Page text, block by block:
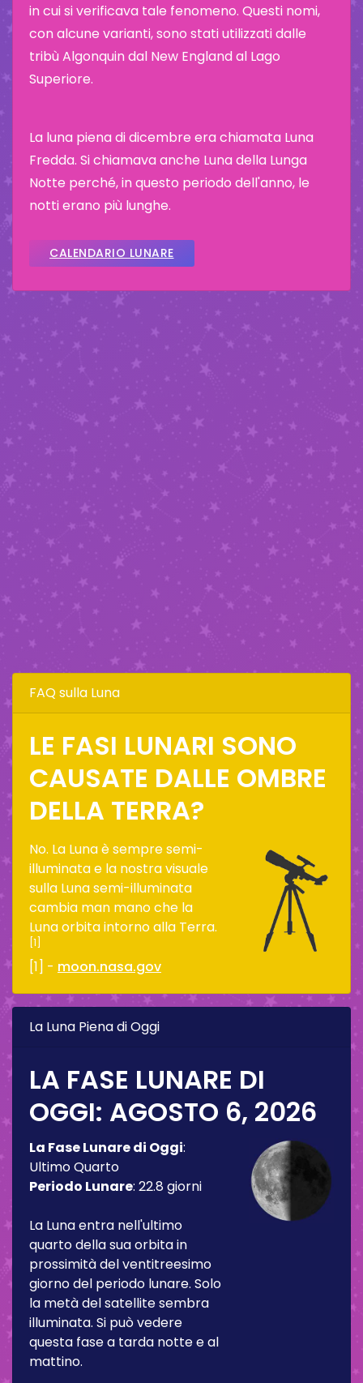
in cui si verificava tale fenomeno. Questi nomi,
con alcune varianti, sono stati utilizzati dalle
tribù Algonquin dal New England al Lago
Superiore.
La luna piena di dicembre era chiamata Luna
Fredda. Si chiamava anche Luna della Lunga
Notte perché, in questo periodo dell'anno, le
notti erano più lunghe.
CALENDARIO LUNARE
FAQ sulla Luna
LE FASI LUNARI SONO
CAUSATE DALLE OMBRE
DELLA TERRA?
No. La Luna è sempre semi-
illuminata e la nostra visuale
sulla Luna semi-illuminata
cambia man mano che la
Luna orbita intorno alla Terra.
[1]
[1] - moon.nasa.gov
La Luna Piena di Oggi
LA FASE LUNARE DI
OGGI: AGOSTO 6, 2026
La Fase Lunare di Oggi:
Ultimo Quarto
Periodo Lunare: 22.8 giorni
La Luna entra nell'ultimo
quarto della sua orbita in
prossimità del ventitreesimo
giorno del periodo lunare. Solo
la metà del satellite sembra
illuminata. Si può vedere
questa fase a tarda notte e al
mattino.